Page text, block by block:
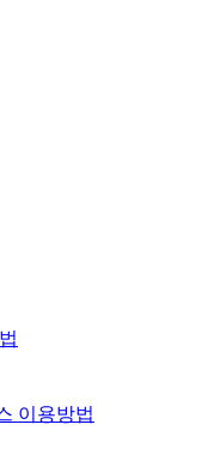
이용방법